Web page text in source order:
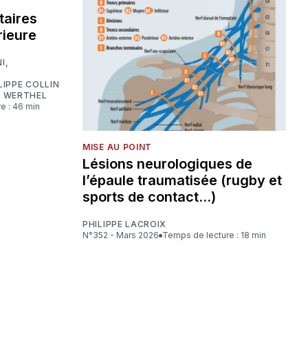
,
COLLIN
: 46 min
MISE AU POINT
Lésions neurologiques de
l’épaule traumatisée (rugby et
sports de contact…)
PHILIPPE LACROIX
N°352 - Mars 2026
Temps de lecture : 18 min